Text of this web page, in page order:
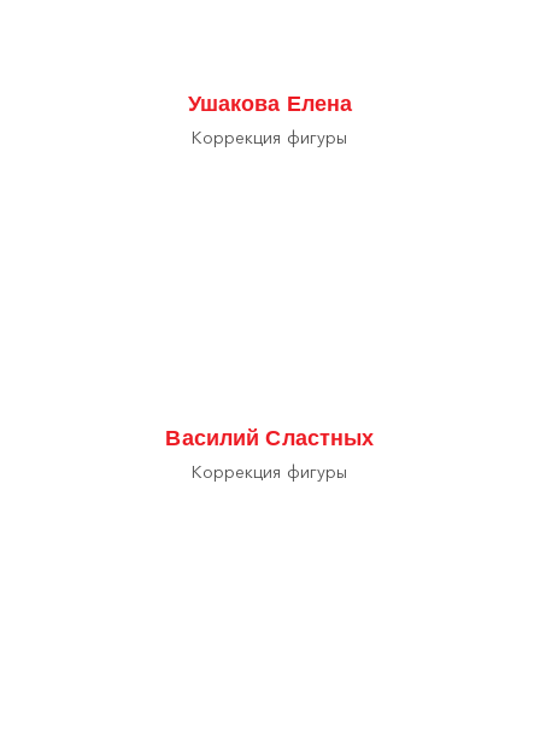
Ушакова Елена
Коррекция фигуры
Василий Сластных
Коррекция фигуры